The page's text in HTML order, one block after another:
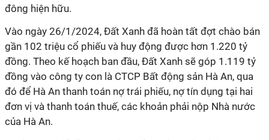
đông hiện hữu.
Vào ngày 26/1/2024, Đất Xanh đã hoàn tất đợt chào bán
gần 102 triệu cổ phiếu và huy động được hơn 1.220 tỷ
đồng. Theo kế hoạch ban đầu, Đất Xanh sẽ góp 1.119 tỷ
đồng vào công ty con là CTCP Bất động sản Hà An, qua
đó để Hà An thanh toán nợ trái phiếu, nợ tín dụng tại hai
đơn vị và thanh toán thuế, các khoản phải nộp Nhà nước
của Hà An.